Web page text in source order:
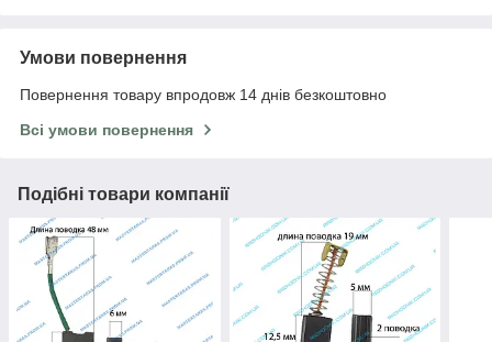
Умови повернення
Повернення товару впродовж 14 днів безкоштовно
Всі умови повернення
Подібні товари компанії